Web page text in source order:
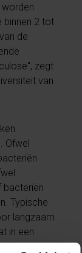
binnen 2 tot
de
zegt
van
Ofwel
bacteriën
Typische
langzaam
in een